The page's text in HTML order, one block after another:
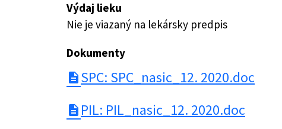
Výdaj lieku
Nie je viazaný na lekársky predpis
Dokumenty
description SPC: SPC_nasic_12. 2020.doc
description PIL: PIL_nasic_12. 2020.doc